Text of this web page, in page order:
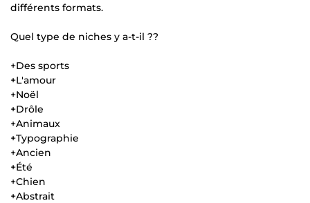
différents formats.
Quel type de niches y a-t-il ??
+Des sports
+L'amour
+Noël
+Drôle
+Animaux
+Typographie
+Ancien
+Été
+Chien
+Abstrait